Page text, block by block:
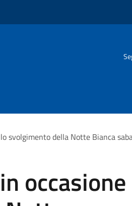
svolgimento della Notte Bianca
occasione